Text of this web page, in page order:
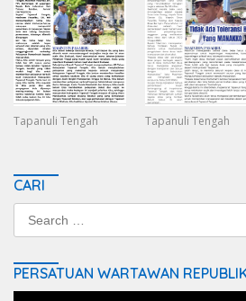
Tapanuli Tengah Tapanuli Tengah
CARI
Search
for:
PERSATUAN WARTAWAN